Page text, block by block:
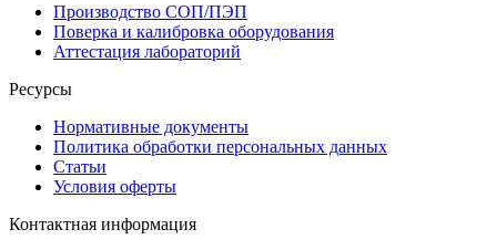
Производство СОП/ПЭП
Поверка и калибровка оборудования
Аттестация лабораторий
Ресурсы
Нормативные документы
Политика обработки персональных данных
Статьи
Условия оферты
Контактная информация